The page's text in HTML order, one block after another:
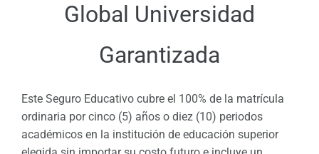
Global Universidad
Garantizada
Este Seguro Educativo cubre el 100% de la matrícula
ordinaria por cinco (5) años o diez (10) periodos
académicos en la institución de educación superior